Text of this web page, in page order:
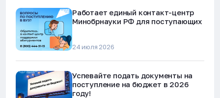
Работает единый контакт-центр
Минобрнауки РФ для поступающих
24 июля 2026
Успевайте подать документы на
поступление на бюджет в 2026
году!